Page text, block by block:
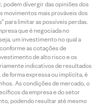
podem divergir das opiniões dos
movimentos mais prováveis dos
para limitar as possíveis perdas.
que é negociada no
um investimento no qual a
as cotações de
de alto risco e os
indicativos de resultados
forma expressa ou implícita, é
As condições de mercado, o
da empresa e do setor
podendo resultar até mesmo